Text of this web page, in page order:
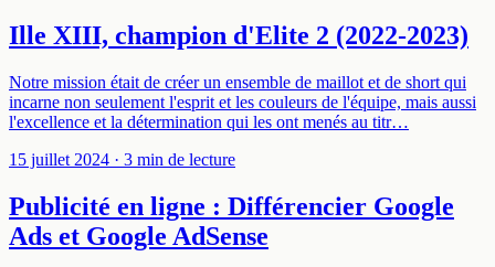
Ille XIII, champion d'Elite 2 (2022-2023)
Notre mission était de créer un ensemble de maillot et de short qui
incarne non seulement l'esprit et les couleurs de l'équipe, mais aussi
l'excellence et la détermination qui les ont menés au titr…
15 juillet 2024 · 3 min de lecture
Publicité en ligne : Différencier Google
Ads et Google AdSense